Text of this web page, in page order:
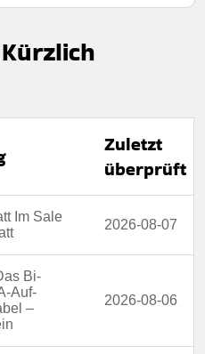
Zuletzt
überprüft
Im Sale
2026-08-07
Bi-
Auf-
–
2026-08-06